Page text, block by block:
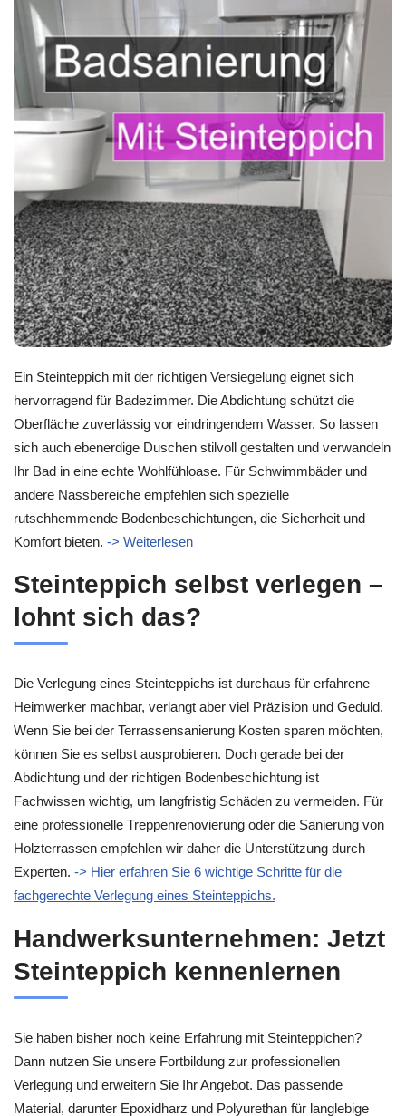
Ein Steinteppich mit der richtigen Versiegelung eignet sich
hervorragend für Badezimmer. Die Abdichtung schützt die
Oberfläche zuverlässig vor eindringendem Wasser. So lassen
sich auch ebenerdige Duschen stilvoll gestalten und verwandeln
Ihr Bad in eine echte Wohlfühloase. Für Schwimmbäder und
andere Nassbereiche empfehlen sich spezielle
rutschhemmende Bodenbeschichtungen, die Sicherheit und
Komfort bieten. -> Weiterlesen
Steinteppich selbst verlegen –
lohnt sich das?
Die Verlegung eines Steinteppichs ist durchaus für erfahrene
Heimwerker machbar, verlangt aber viel Präzision und Geduld.
Wenn Sie bei der Terrassensanierung Kosten sparen möchten,
können Sie es selbst ausprobieren. Doch gerade bei der
Abdichtung und der richtigen Bodenbeschichtung ist
Fachwissen wichtig, um langfristig Schäden zu vermeiden. Für
eine professionelle Treppenrenovierung oder die Sanierung von
Holzterrassen empfehlen wir daher die Unterstützung durch
Experten. -> Hier erfahren Sie 6 wichtige Schritte für die
fachgerechte Verlegung eines Steinteppichs.
Handwerksunternehmen: Jetzt
Steinteppich kennenlernen
Sie haben bisher noch keine Erfahrung mit Steinteppichen?
Dann nutzen Sie unsere Fortbildung zur professionellen
Verlegung und erweitern Sie Ihr Angebot. Das passende
Material, darunter Epoxidharz und Polyurethan für langlebige